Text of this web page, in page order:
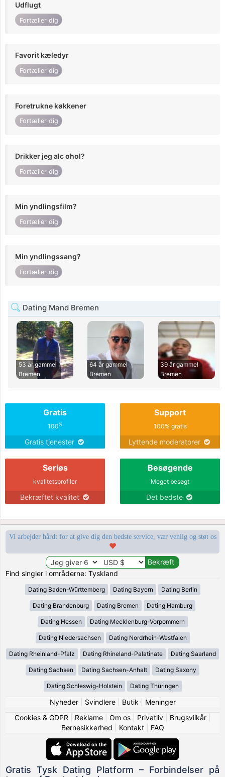
Udflugt
Fortæller dig
Favorit kæledyr
Fortæller dig
Foretrukne køkkener
Fortæller dig
Drikker jeg alc ohol?
Fortæller dig
Min yndlingsfilm?
Fortæller dig
Min yndlingssang?
Fortæller dig
Dating Mand Bremen
53 år gammel
Bremen
64 år gammel
Bremen
39 år gammel
Bremen
Gratis
100%
Gratis tjenester
Support
100% gratis
Lyttende moderatorer
Seriøs
kvalitetsprofiler
Bekræftet kvalitet
Besøgende
Meget besøgt
Det bedste
Vi arbejder hårdt for at give dig den bedste service, vær venlig og støt os
Find singler i områderne: Tyskland
Dating Baden-Württemberg Dating Bayern Dating Berlin
Dating Brandenburg Dating Bremen Dating Hamburg
Dating Hessen Dating Mecklenburg-Vorpommern
Dating Niedersachsen Dating Nordrhein-Westfalen
Dating Rheinland-Pfalz Dating Rhineland-Palatinate Dating Saarland
Dating Sachsen Dating Sachsen-Anhalt Dating Saxony
Dating Schleswig-Holstein Dating Thüringen
Nyheder| Svindlere| Butik
Meninger
Cookies & GDPR
Reklame| Om os| Privatliv| Brugsvilkår|
Børnesikkerhed
Kontakt| FAQ
Gratis Tysk Dating Platform – Forbindelser på